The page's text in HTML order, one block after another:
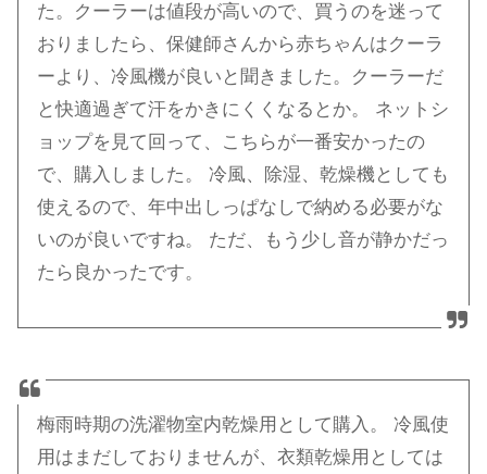
た。クーラーは値段が高いので、買うのを迷って
おりましたら、保健師さんから赤ちゃんはクーラ
ーより、冷風機が良いと聞きました。クーラーだ
と快適過ぎて汗をかきにくくなるとか。 ネットシ
ョップを見て回って、こちらが一番安かったの
で、購入しました。 冷風、除湿、乾燥機としても
使えるので、年中出しっぱなしで納める必要がな
いのが良いですね。 ただ、もう少し音が静かだっ
たら良かったです。
梅雨時期の洗濯物室内乾燥用として購入。 冷風使
用はまだしておりませんが、衣類乾燥用としては